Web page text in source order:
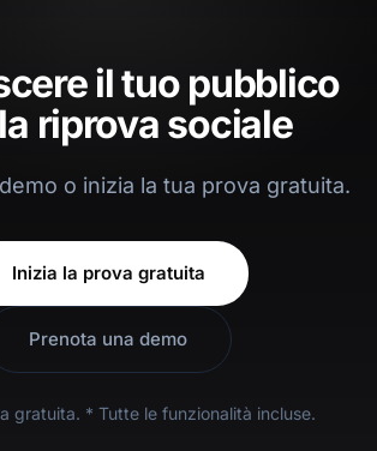
il tuo pubblico
riprova sociale
o inizia la tua prova gratuita.
Inizia la prova gratuita
Prenota una demo
gratuita. * Tutte le funzionalità incluse.